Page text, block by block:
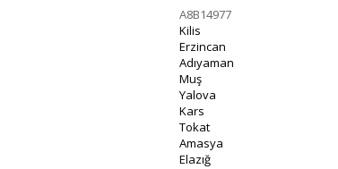
A8B14977
Kilis
Erzincan
Adıyaman
Muş
Yalova
Kars
Tokat
Amasya
Elazığ